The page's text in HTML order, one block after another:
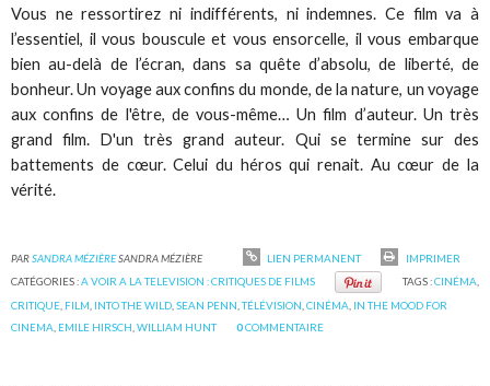
Vous ne ressortirez ni indifférents, ni indemnes. Ce film va à
l’essentiel, il vous bouscule et vous ensorcelle, il vous embarque
bien au-delà de l’écran, dans sa quête d’absolu, de liberté, de
bonheur. Un voyage aux confins du monde, de la nature, un voyage
aux confins de l'être, de vous-même… Un film d’auteur. Un très
grand film. D'un très grand auteur. Qui se termine sur des
battements de cœur. Celui du héros qui renait. Au cœur de la
vérité.
PARSANDRA MÉZIÈRESANDRA MÉZIÈRE LIEN PERMANENT
IMPRIMER
CATÉGORIES :A VOIR A LA TELEVISION : CRITIQUES DE FILMS TAGS :CINÉMA
CRITIQUE FILM INTO THE WILD ,SEAN PENN ,TÉLÉVISION ,CINÉMA IN THE MOOD FOR
CINEMA EMILE HIRSCH ,WILLIAM HUNT 0COMMENTAIRE